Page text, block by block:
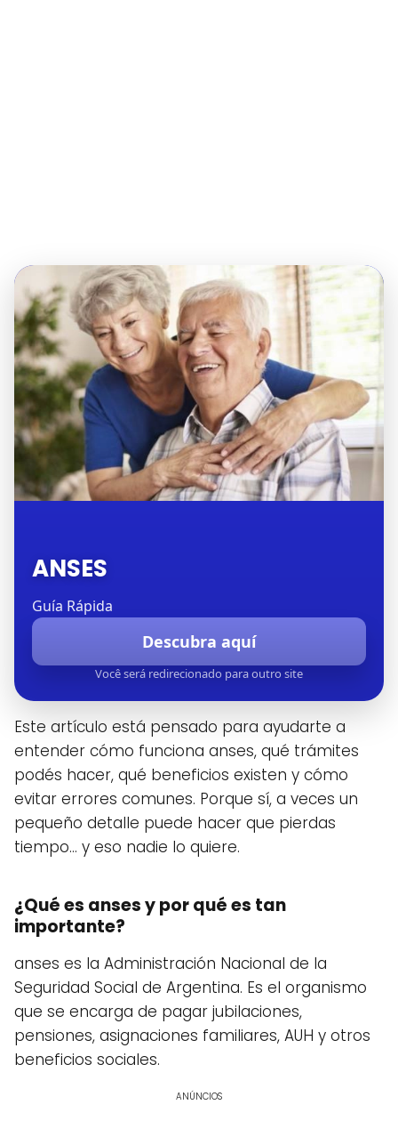
ANSES
Guía Rápida
Descubra aquí
Você será redirecionado para outro site
Este artículo está pensado para ayudarte a
entender cómo funciona anses, qué trámites
podés hacer, qué beneficios existen y cómo
evitar errores comunes. Porque sí, a veces un
pequeño detalle puede hacer que pierdas
tiempo… y eso nadie lo quiere.
¿Qué es anses y por qué es tan
importante?
anses es la Administración Nacional de la
Seguridad Social de Argentina. Es el organismo
que se encarga de pagar jubilaciones,
pensiones, asignaciones familiares, AUH y otros
beneficios sociales.
ANÚNCIOS